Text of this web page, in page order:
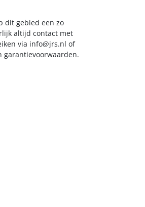
dit gebied een zo
altijd contact met
via info@jrs.nl of
garantievoorwaarden.